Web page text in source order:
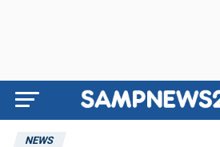
NEWS